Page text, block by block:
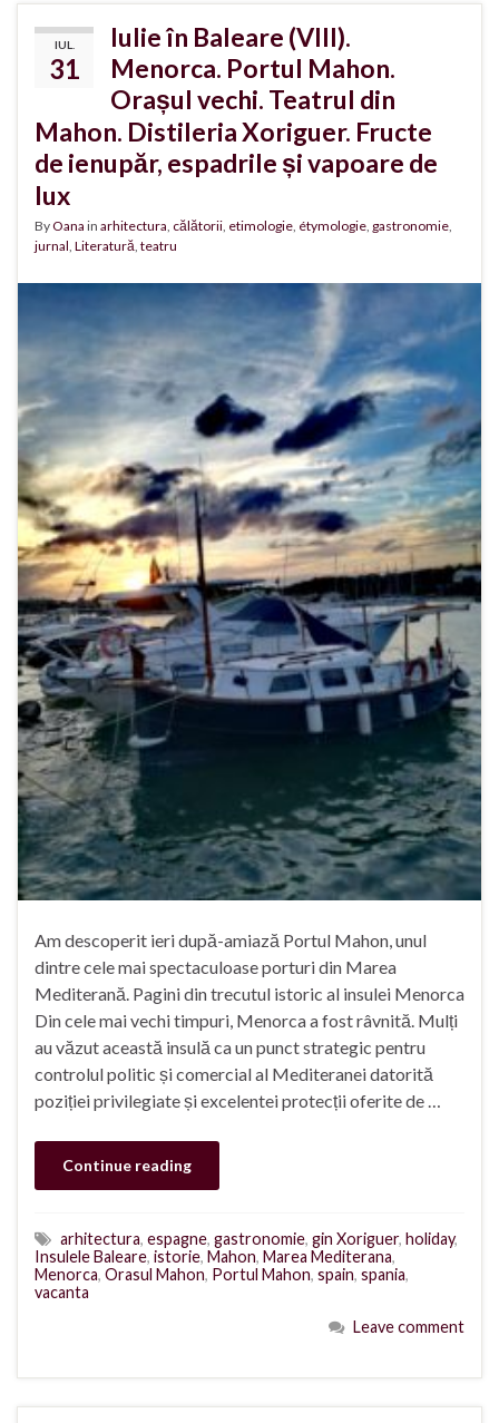
IUL.
31
Iulie în Baleare (VIII).
Menorca. Portul Mahon.
Orașul vechi. Teatrul din
Mahon. Distileria Xoriguer. Fructe
de ienupăr, espadrile și vapoare de
lux
ByOana in arhitectura călătorii etimologie étymologie gastronomie
jurnal Literatură teatru
Am descoperit ieri după-amiază Portul Mahon, unul
dintre cele mai spectaculoase porturi din Marea
Mediterană. Pagini din trecutul istoric al insulei Menorca
Din cele mai vechi timpuri, Menorca a fost râvnită. Mulți
au văzut această insulă ca un punct strategic pentru
controlul politic și comercial al Mediteranei datorită
poziției privilegiate și excelentei protecții oferite de …
Continue reading
arhitectura, espagne, gastronomie, gin Xoriguer, holiday,
Insulele Baleare, istorie, Mahon, Marea Mediterana,
Menorca, Orasul Mahon, Portul Mahon, spain, spania,
vacanta
Leave comment